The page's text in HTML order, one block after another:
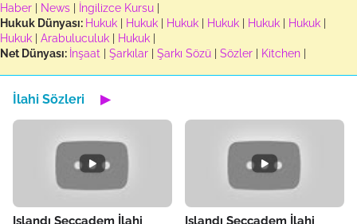
Haber
News İngilizce Kursu
Hukuk Dünyası: Hukuk Hukuk Hukuk Hukuk Hukuk Hukuk
Hukuk
Arabuluculuk Hukuk
Net Dünyası: İnşaat Şarkılar Şarkı Sözü Sözler Kitchen
İlahi Sözleri ▶
Islandı Seccadem İlahi Islandı Seccadem İlahi